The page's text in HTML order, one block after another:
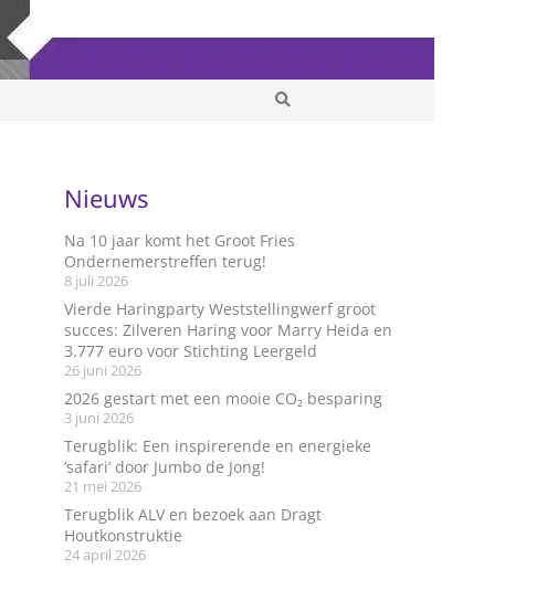
Nieuws
Na 10 jaar komt het Groot Fries
Ondernemerstreffen terug!
8 juli 2026
Vierde Haringparty Weststellingwerf groot
succes: Zilveren Haring voor Marry Heida en
3.777 euro voor Stichting Leergeld
26 juni 2026
2026 gestart met een mooie CO₂ besparing
3 juni 2026
Terugblik: Een inspirerende en energieke
‘safari’ door Jumbo de Jong!
21 mei 2026
Terugblik ALV en bezoek aan Dragt
Houtkonstruktie
24 april 2026